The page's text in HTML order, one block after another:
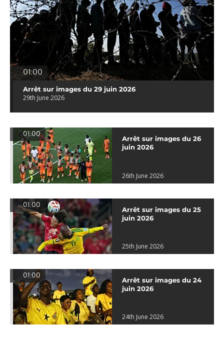
01:00
Arrêt sur images du 29 juin 2026
29th June 2026
01:00
Arrêt sur images du 26
juin 2026
26th June 2026
01:00
Arrêt sur images du 25
juin 2026
25th June 2026
01:00
Arrêt sur images du 24
juin 2026
24th June 2026